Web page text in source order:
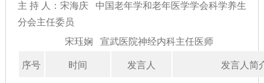
主 持 人：宋海庆 中国老年学和老年医学学会科学养生
分会主任委员
宋珏娴 宣武医院神经内科主任医师
序号 时间 发言人 发言人简